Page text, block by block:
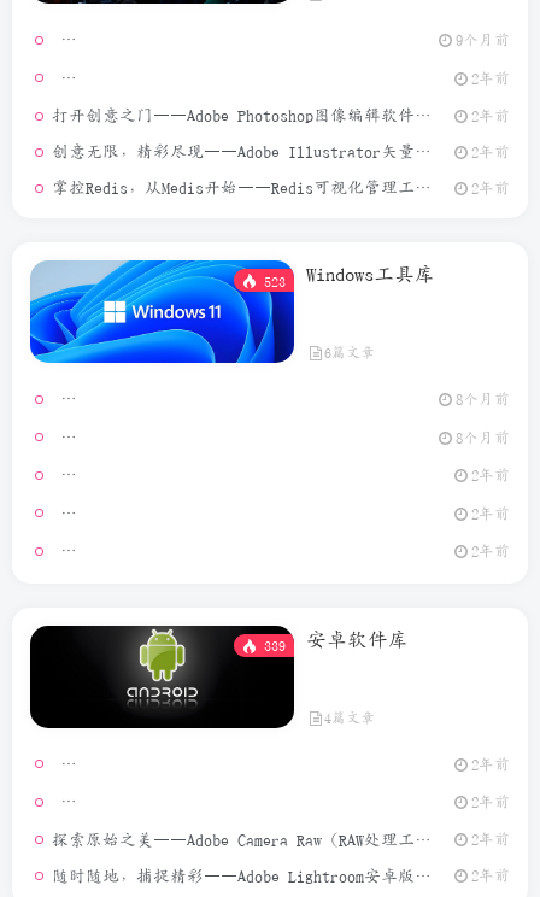
9个月前
2年前
打开创意之门——Adobe Photoshop图像编辑软件介绍 2年前
创意无限，精彩尽现——Adobe Illustrator矢量图形设计软件介绍 2年前
掌控Redis，从Medis开始——Redis可视化管理工具介绍 2年前
523 Windows工具库
6篇文章
Video
8个月前
MouseClick
8个月前
2年前
2年前
GeoPort
2年前
339 安卓软件库
4篇文章
2年前
模拟定位
2年前
探索原始之美——Adobe Camera Raw（RAW处理工具）介绍 2年前
随时随地，捕捉精彩——Adobe Lightroom安卓版介绍 2年前